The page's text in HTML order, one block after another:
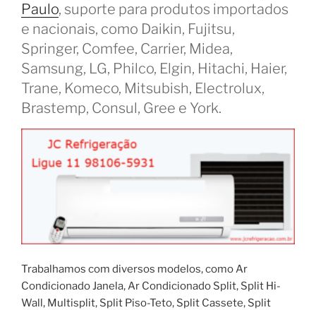
Paulo, suporte para produtos importados
e nacionais, como Daikin, Fujitsu,
Springer, Comfee, Carrier, Midea,
Samsung, LG, Philco, Elgin, Hitachi, Haier,
Trane, Komeco, Mitsubish, Electrolux,
Brastemp, Consul, Gree e York.
Trabalhamos com diversos modelos, como Ar
Condicionado Janela, Ar Condicionado Split, Split Hi-
Wall, Multisplit, Split Piso-Teto, Split Cassete, Split